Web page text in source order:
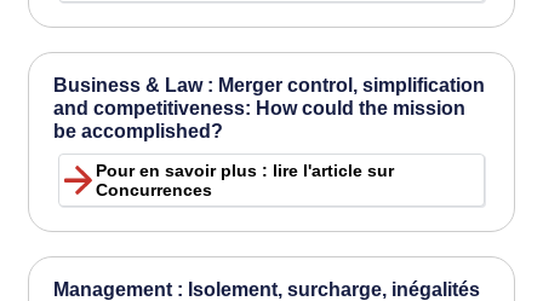
Business & Law : Merger control, simplification
and competitiveness: How could the mission
be accomplished?
Pour en savoir plus : lire l'article sur
Concurrences
Management : Isolement, surcharge, inégalités